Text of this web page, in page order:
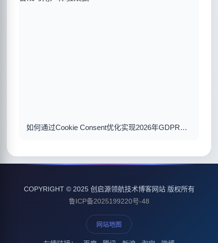
如何通过Cookie Consent优化实现2026年GDPR合规与用户体验双赢
COPYRIGHT © 2025 创启源领航技术博客网站 版权所有
鲁ICP备2025199220号-48
网站地图